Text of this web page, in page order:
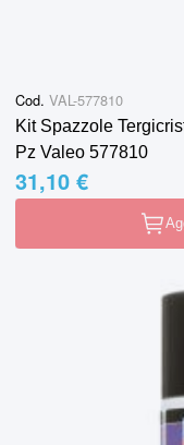
Cod. VAL-577810
Kit Spazzole
Pz Valeo 577810
31,10 €